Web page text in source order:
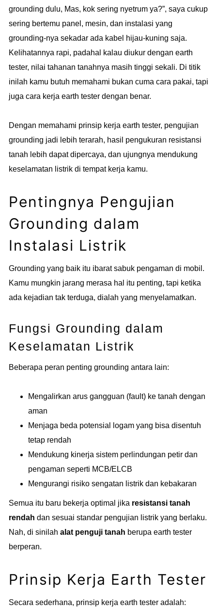
grounding dulu, Mas, kok sering nyetrum ya?”, saya cukup
sering bertemu panel, mesin, dan instalasi yang
grounding-nya sekadar ada kabel hijau-kuning saja.
Kelihatannya rapi, padahal kalau diukur dengan earth
tester, nilai tahanan tanahnya masih tinggi sekali. Di titik
inilah kamu butuh memahami bukan cuma cara pakai, tapi
juga cara kerja earth tester dengan benar.
Dengan memahami prinsip kerja earth tester, pengujian
grounding jadi lebih terarah, hasil pengukuran resistansi
tanah lebih dapat dipercaya, dan ujungnya mendukung
keselamatan listrik di tempat kerja kamu.
Pentingnya Pengujian
Grounding dalam
Instalasi Listrik
Grounding yang baik itu ibarat sabuk pengaman di mobil.
Kamu mungkin jarang merasa hal itu penting, tapi ketika
ada kejadian tak terduga, dialah yang menyelamatkan.
Fungsi Grounding dalam
Keselamatan Listrik
Beberapa peran penting grounding antara lain:
Mengalirkan arus gangguan (fault) ke tanah dengan
aman
Menjaga beda potensial logam yang bisa disentuh
tetap rendah
Mendukung kinerja sistem perlindungan petir dan
pengaman seperti MCB/ELCB
Mengurangi risiko sengatan listrik dan kebakaran
Semua itu baru bekerja optimal jika resistansi tanah
rendah dan sesuai standar pengujian listrik yang berlaku.
Nah, di sinilah alat penguji tanah berupa earth tester
berperan.
Prinsip Kerja Earth Tester
Secara sederhana, prinsip kerja earth tester adalah: